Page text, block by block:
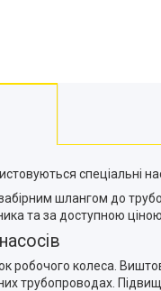
спеціальні
шлангом до
та за доступною ціною.
робочого колеса.
трубопроводах.